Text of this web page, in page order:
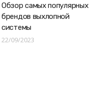
Обзор самых популярных
брендов выхлопной
системы
22/09/2023